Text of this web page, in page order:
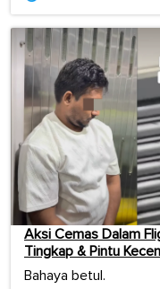
Aksi Cemas Dalam
Tingkap & Pintu
Bahaya betul.